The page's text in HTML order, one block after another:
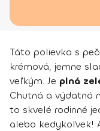
Táto polievka s
krémová, jemne
veľkým. Je plná
Chutná a výdatná
to skvelé rodinné
alebo kedykoľvek!